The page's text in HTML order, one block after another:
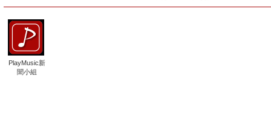
PlayMusic新
聞小組